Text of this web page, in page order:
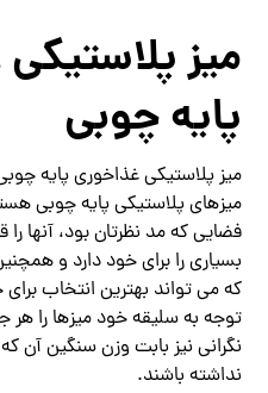
میز
پایه چوبی
میز پلاستیکی غذاخوری پایه
میزهای پلاستیکی پایه چوبی
فضایی که مد نظرتان بود، آنها
بسیاری را برای خود دارد و
که می تواند بهترین انتخاب برای
توجه به سلیقه خود میزها را هر
نگرانی نیز بابت وزن سنگین آن
نداشته باشند.